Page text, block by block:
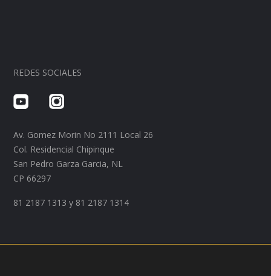
REDES SOCIALES
Av. Gomez Morin No 2111 Local 26
Col. Residencial Chipinque
San Pedro Garza Garcia, NL
CP 66297
‭81 2187 1313‬ y ‭81 2187 1314